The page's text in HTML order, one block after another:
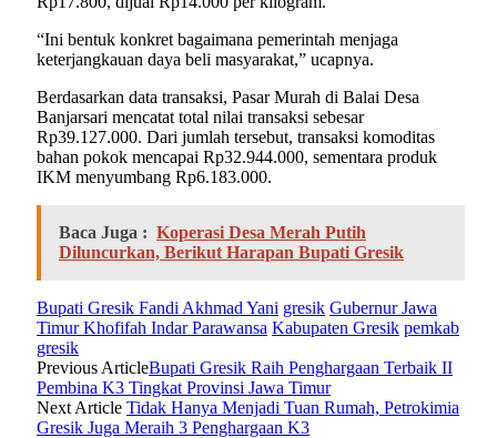
“Ini bentuk konkret bagaimana pemerintah menjaga
keterjangkauan daya beli masyarakat,” ucapnya.
Berdasarkan data transaksi, Pasar Murah di Balai Desa
Banjarsari mencatat total nilai transaksi sebesar
Rp39.127.000. Dari jumlah tersebut, transaksi komoditas
bahan pokok mencapai Rp32.944.000, sementara produk
IKM menyumbang Rp6.183.000.
Baca Juga : Koperasi Desa Merah Putih
Diluncurkan, Berikut Harapan Bupati Gresik
Bupati Gresik Fandi Akhmad Yani gresik Gubernur Jawa
Timur Khofifah Indar Parawansa Kabupaten Gresik pemkab
gresik
Previous ArticleBupati Gresik Raih Penghargaan Terbaik II
Pembina K3 Tingkat Provinsi Jawa Timur
Next Article Tidak Hanya Menjadi Tuan Rumah, Petrokimia
Gresik Juga Meraih 3 Penghargaan K3